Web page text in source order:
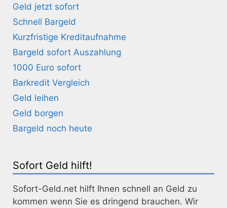
Geld jetzt sofort
Schnell Bargeld
Kurzfristige Kreditaufnahme
Bargeld sofort Auszahlung
1000 Euro sofort
Barkredit Vergleich
Geld leihen
Geld borgen
Bargeld noch heute
Sofort Geld hilft!
Sofort-Geld.net hilft Ihnen schnell an Geld zu
kommen wenn Sie es dringend brauchen. Wir